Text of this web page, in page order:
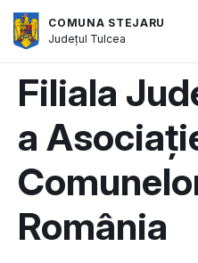
COMUNA STEJARU
Județul Tulcea
Filiala
a
România